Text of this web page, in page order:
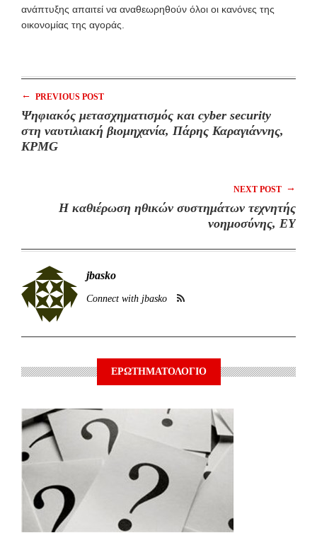
ανάπτυξης απαιτεί να αναθεωρηθούν όλοι οι κανόνες της
οικονομίας της αγοράς.
← PREVIOUS POST
Ψηφιακός μετασχηματισμός και cyber security
στη ναυτιλιακή βιομηχανία, Πάρης Καραγιάννης,
KPMG
NEXT POST →
Η καθιέρωση ηθικών συστημάτων τεχνητής
νοημοσύνης, EY
jbasko
Connect with jbasko
ΕΡΩΤΗΜΑΤΟΛΟΓΙΟ